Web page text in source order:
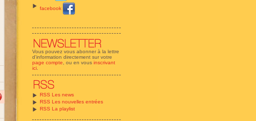
facebook
Vous pouvez vous abonner à la lettre
d'information directement sur votre
page compte , ou en vous inscrivant
ici
RSS Les news
RSS Les nouvelles entrées
RSS La playlist